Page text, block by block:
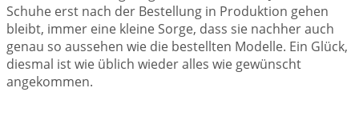
Schuhe erst nach der Bestellung in Produktion gehen
bleibt, immer eine kleine Sorge, dass sie nachher auch
genau so aussehen wie die bestellten Modelle. Ein Glück,
diesmal ist wie üblich wieder alles wie gewünscht
angekommen.